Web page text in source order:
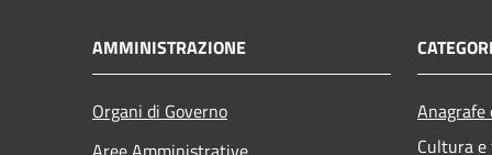
AMMINISTRAZIONE
Organi di Governo
Cultura